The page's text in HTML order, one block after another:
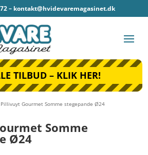
– kontakt@hvidevaremagasinet.dk
TILBUD – KLIK HER!
Gourmet Somme stegepande Ø24
Somme
Ø24